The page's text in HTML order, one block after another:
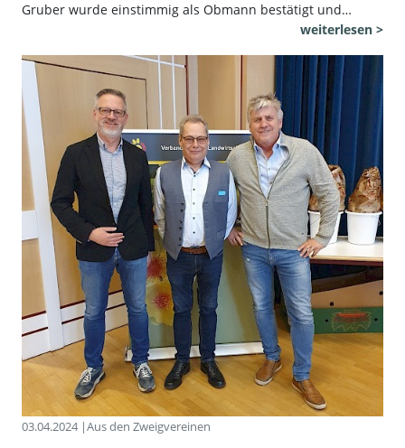
Gruber wurde einstimmig als Obmann bestätigt und…
weiterlesen >
03.04.2024 |Aus den Zweigvereinen